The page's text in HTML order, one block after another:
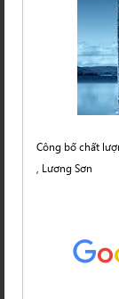
Công bố chất
, Lương Sơn